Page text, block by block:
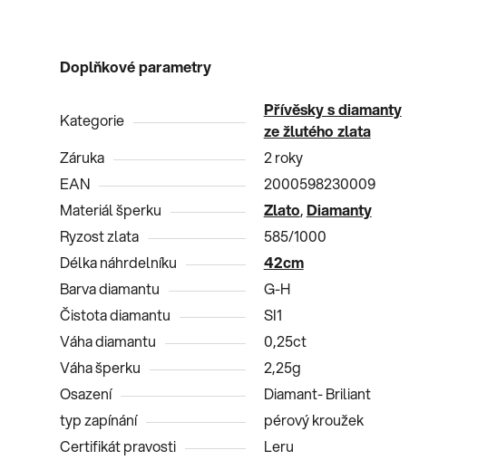
Doplňkové parametry
Kategorie
Přívěsky s diamanty
ze žlutého zlata
Záruka
2 roky
EAN
2000598230009
Materiál šperku
Zlato, Diamanty
Ryzost zlata
585/1000
Délka náhrdelníku
42cm
Barva diamantu
G-H
Čistota diamantu
SI1
Váha diamantu
0,25ct
Váha šperku
2,25g
Osazení
Diamant- Briliant
typ zapínání
pérový kroužek
Certifikát pravosti
Leru